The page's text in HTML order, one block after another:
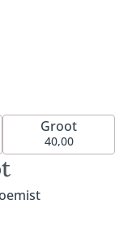
Groot
40,00